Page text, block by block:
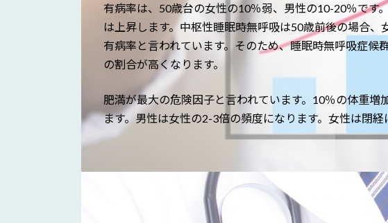
有病率は、50歳台の女性の10％弱、男性の10-20％です
は上昇します。中枢性睡眠時無呼吸は50歳前後の場合、
有病率と言われています。そのため、睡眠時無呼吸症候
の割合が高くなります。
肥満が最大の危険因子と言われています。10％の体重増
ます。男性は女性の2-3倍の頻度になります。女性は閉経